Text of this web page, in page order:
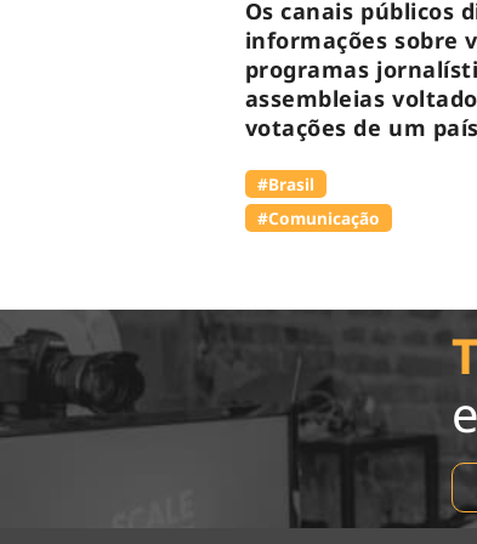
Os canais públicos
informações sobre
programas
assembleias
votações de um
#Brasil
#Comunicação